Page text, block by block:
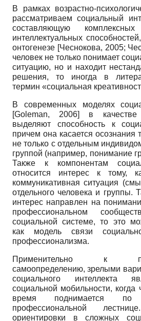
В рамках возрастно-
рассматриваем социальный
составляющую комплексных
интеллектуальных
онтогенезе [Чеснокова, 2005;
человек не только понимает
ситуацию, но и находит
решения, то иногда в
термин «социальная
В современных моделях
[Goleman, 2006]
в качестве
выделяют способность к
причем она касается осознания
не только с отдельным
группой (например, понимание
Также к компонентам
относится интерес к тому,
коммуникативная ситуация
отдельного человека и группы.
интерес направлен на
профессиональном
социальной системе, то это
как модель связи
профессионализма.
Применительно к
самоопределению, зрелыми
социального интеллекта
социальной мобильности, когда
время поднимается
профессиональной
ориентировки в сложных